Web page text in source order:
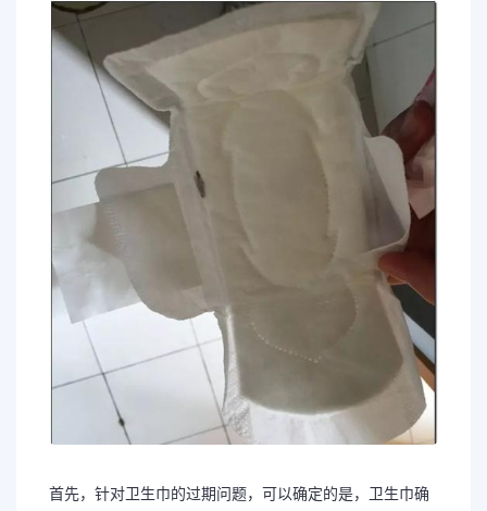
首先，针对卫生巾的过期问题，可以确定的是，卫生巾确